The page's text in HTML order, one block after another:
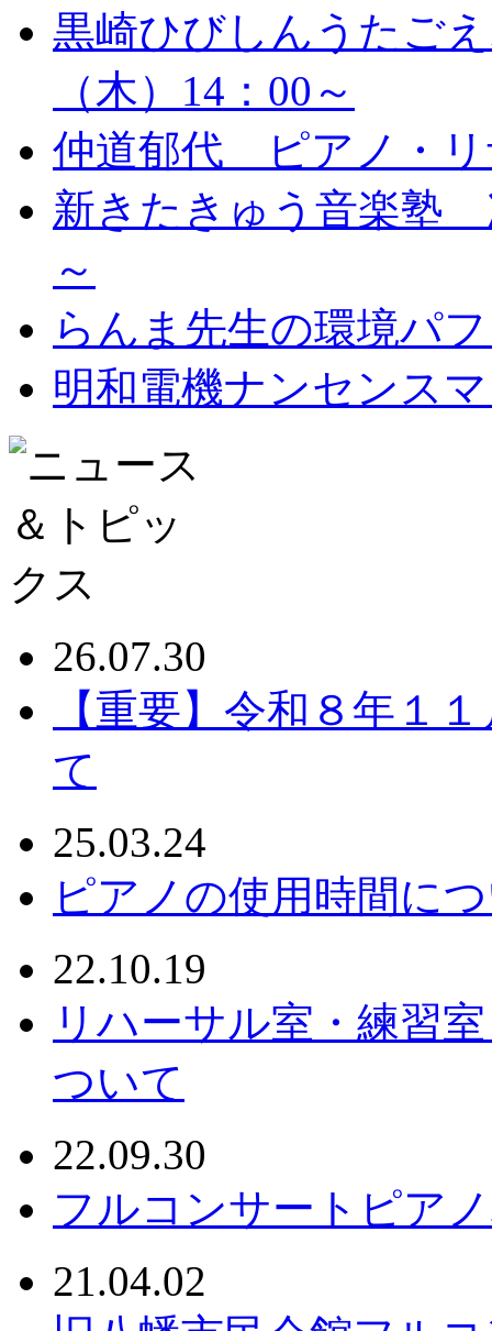
黒崎ひびしんうたご
（木）14：00～
仲道郁代 ピアノ・リ
新きたきゅう音楽塾
～
らんま先生の環境パ
明和電機ナンセンス
26.07.30
【重要】令和８年１
て
25.03.24
ピアノの使用時間に
22.10.19
リハーサル室・練習
ついて
22.09.30
フルコンサートピア
21.04.02